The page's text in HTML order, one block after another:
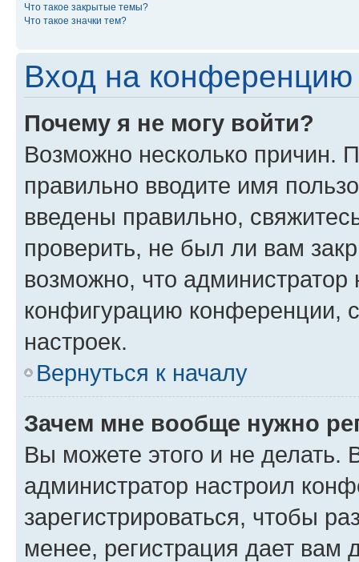
Что такое закрытые темы?
Что такое значки тем?
Вход на конференцию
Почему я не могу войти?
Возможно несколько причин.
правильно вводите имя
введены правильно,
проверить, не был ли вам
возможно, что администратор
конфигурацию конференции,
настроек.
Вернуться к началу
Зачем мне вообще нужно
Вы можете этого и не делать.
администратор настроил
зарегистрироваться, чтобы
менее, регистрация дает вам